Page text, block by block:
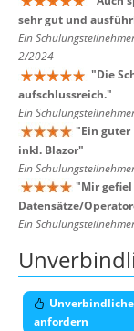
sehr gut und
Ein
2/2024
"Die
aufschlussreich."
Ein
"Ein
inkl. Blazor"
Ein
"Mir
Datensätze/
Ein
anfordern